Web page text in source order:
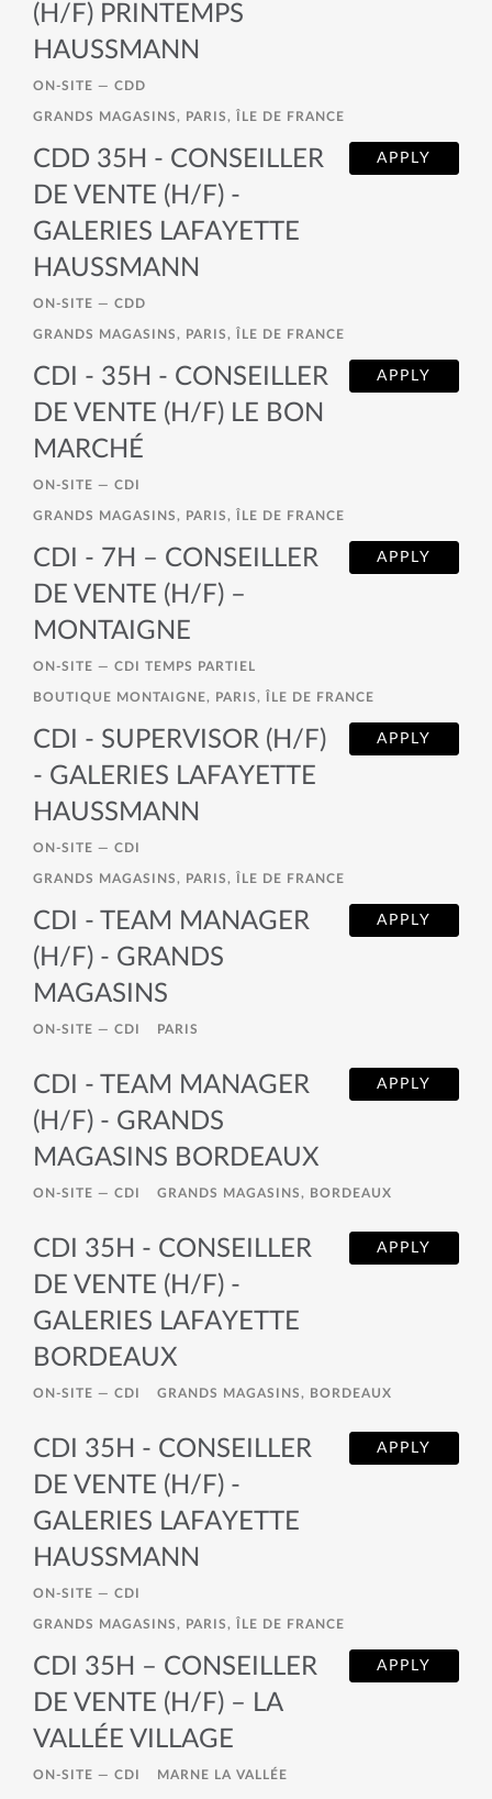
(H/F) PRINTEMPS
HAUSSMANN
ON-SITE — CDD
GRANDS MAGASINS, PARIS, ÎLE DE FRANCE
APPLY
CDD 35H - CONSEILLER
DE VENTE (H/F) -
GALERIES LAFAYETTE
HAUSSMANN
ON-SITE — CDD
GRANDS MAGASINS, PARIS, ÎLE DE FRANCE
APPLY
CDI - 35H - CONSEILLER
DE VENTE (H/F) LE BON
MARCHÉ
ON-SITE — CDI
GRANDS MAGASINS, PARIS, ÎLE DE FRANCE
APPLY
CDI - 7H – CONSEILLER
DE VENTE (H/F) –
MONTAIGNE
ON-SITE — CDI TEMPS PARTIEL
BOUTIQUE MONTAIGNE, PARIS, ÎLE DE FRANCE
APPLY
CDI - SUPERVISOR (H/F)
- GALERIES LAFAYETTE
HAUSSMANN
ON-SITE — CDI
GRANDS MAGASINS, PARIS, ÎLE DE FRANCE
APPLY
CDI - TEAM MANAGER
(H/F) - GRANDS
MAGASINS
ON-SITE — CDI PARIS
APPLY
CDI - TEAM MANAGER
(H/F) - GRANDS
MAGASINS BORDEAUX
ON-SITE — CDI GRANDS MAGASINS, BORDEAUX
APPLY
CDI 35H - CONSEILLER
DE VENTE (H/F) -
GALERIES LAFAYETTE
BORDEAUX
ON-SITE — CDI GRANDS MAGASINS, BORDEAUX
APPLY
CDI 35H - CONSEILLER
DE VENTE (H/F) -
GALERIES LAFAYETTE
HAUSSMANN
ON-SITE — CDI
GRANDS MAGASINS, PARIS, ÎLE DE FRANCE
APPLY
CDI 35H – CONSEILLER
DE VENTE (H/F) – LA
VALLÉE VILLAGE
ON-SITE — CDI MARNE LA VALLÉE